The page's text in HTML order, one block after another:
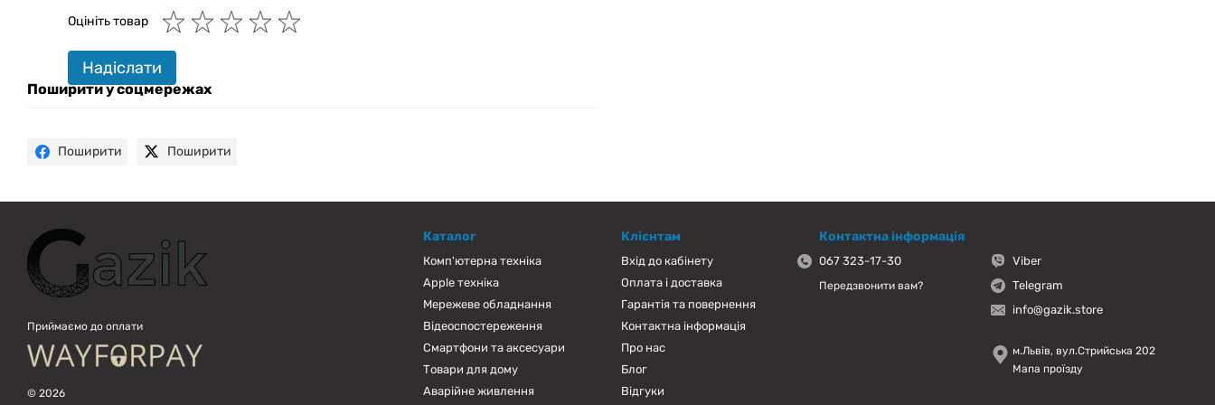
Оцініть товар
Надіслати
Поширити у соцмережах
Поширити Поширити
Приймаємо до оплати
© 2026
Каталог
Комп'ютерна техніка
Apple техніка
Мережеве обладнання
Відеоспостереження
Смартфони та аксесуари
Товари для дому
Аварійне живлення
Клієнтам
Вхід до кабінету
Оплата і доставка
Гарантія та повернення
Контактна інформація
Про нас
Блог
Відгуки
Контактна інформація
067 323-17-30
Передзвонити вам?
Viber
Telegram
info@gazik.store
м.Львів, вул.Стрийська 202
Мапа проїзду
Привіт! 👋 Я Gazik AI — допоможу
підібрати вживану комп'ютерну
техніку. Що шукаєш?